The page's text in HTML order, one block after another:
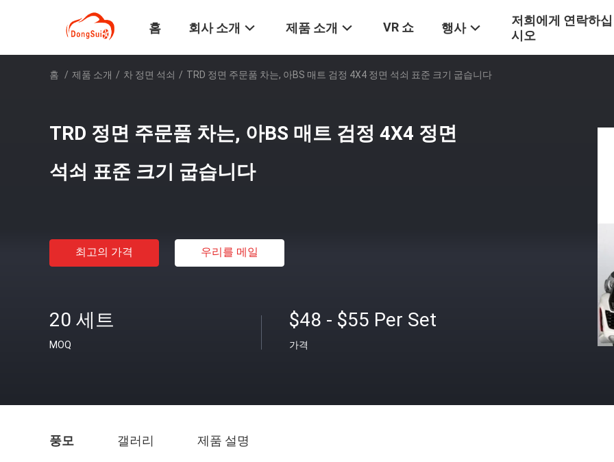
홈 회사 소개 제품 소개 VR 쇼 행사
저희에게 연락하십
시오
홈 / 제품 소개 / 차 정면 석쇠 / TRD 정면 주문품 차는, 아BS 매트 검정 4X4 정면 석쇠 표준 크기 굽습니다
TRD 정면 주문품 차는, 아BS 매트 검정 4X4 정면
석쇠 표준 크기 굽습니다
최고의 가격 우리를 메일
20 세트
MOQ
$48 - $55 Per Set
가격
풍모 갤러리 제품 설명